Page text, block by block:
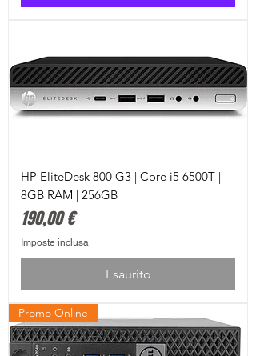
HP EliteDesk 800 G3 | Core i5 6500T |
8GB RAM | 256GB
Prezzo
190,00 €
Imposte inclusa
Esaurito
Promo Online